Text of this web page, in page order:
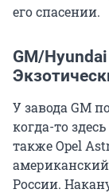
его спасении.
GM/
У завода GM
когда-то
также Opel
России.